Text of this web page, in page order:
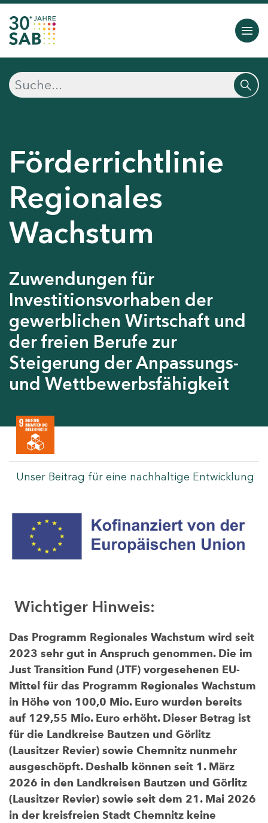
Förderrichtlinie
Regionales
Wachstum
Zuwendungen für
Investitionsvorhaben der
gewerblichen Wirtschaft und
der freien Berufe zur
Steigerung der Anpassungs-
und Wettbewerbsfähigkeit
Unser Beitrag für eine nachhaltige Entwicklung
Wichtiger Hinweis:
Das Programm Regionales Wachstum wird seit
2023 sehr gut in Anspruch genommen. Die im
Just Transition Fund (JTF) vorgesehenen EU-
Mittel für das Programm Regionales Wachstum
in Höhe von 100,0 Mio. Euro wurden bereits
auf 129,55 Mio. Euro erhöht. Dieser Betrag ist
für die Landkreise Bautzen und Görlitz
(Lausitzer Revier) sowie Chemnitz nunmehr
ausgeschöpft. Deshalb können seit 1. März
2026 in den Landkreisen Bautzen und Görlitz
(Lausitzer Revier) sowie seit dem 21. Mai 2026
in der kreisfreien Stadt Chemnitz keine